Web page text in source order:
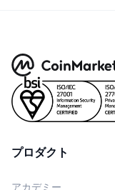
プロダクト
アカデミー